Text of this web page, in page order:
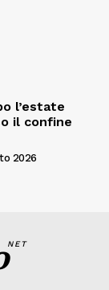
l’estate
il confine
2026
NET